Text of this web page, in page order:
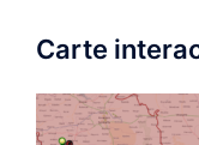
Carte